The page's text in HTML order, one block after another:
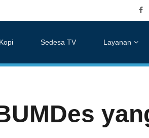
Sedesa TV Layanan